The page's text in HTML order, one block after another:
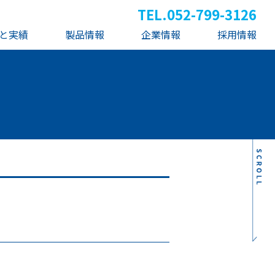
実績 製品情報 企業情報 採用情報
TEL.052-799-3126